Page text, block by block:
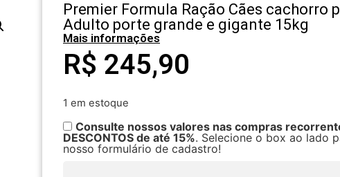
Premier Formula Ração Cães cachorro
Adulto porte grande e gigante 15kg
Mais informações
R$ 245,90
1 em estoque
Consulte nossos valores nas compras
DESCONTOS de até 15%. Selecione o box ao lado
nosso formulário de cadastro!